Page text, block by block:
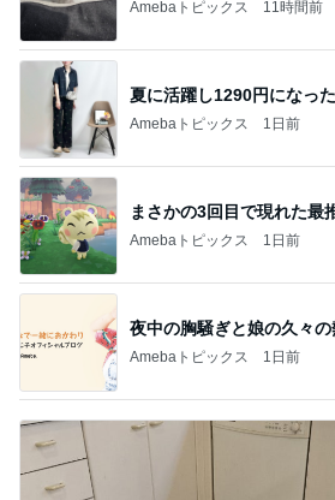
Amebaトピックス 11時間前
夏に活躍し1290円になっ
Amebaトピックス 1日前
まさかの3回目で現れた最
Amebaトピックス 1日前
夜中の胸騒ぎと娘の久々の
Amebaトピックス 1日前